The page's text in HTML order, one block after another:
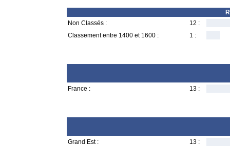
Non Classés :
12 :
Classement entre 1400 et 1600 :
1 :
France : 13 :
Grand Est : 13 :